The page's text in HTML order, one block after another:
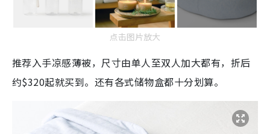
点击图片放大
推荐入手凉感薄被，尺寸由单人至双人加大都有，折后
约$320起就买到。还有各式储物盒都十分划算。